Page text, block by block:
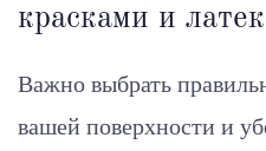
красками и
Важно выбрать
вашей поверхности и